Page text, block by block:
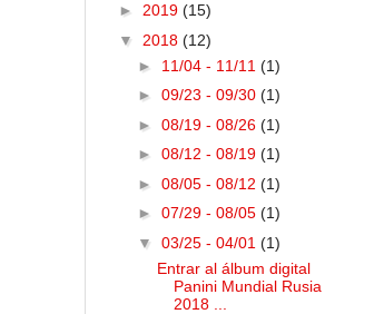
► 2019 (15)
▼ 2018 (12)
► 11/04 - 11/11 (1)
► 09/23 - 09/30 (1)
► 08/19 - 08/26 (1)
► 08/12 - 08/19 (1)
► 08/05 - 08/12 (1)
► 07/29 - 08/05 (1)
▼ 03/25 - 04/01 (1)
Entrar al álbum digital
Panini Mundial Rusia
2018 ...